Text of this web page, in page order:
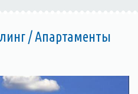
/ Апартаменты